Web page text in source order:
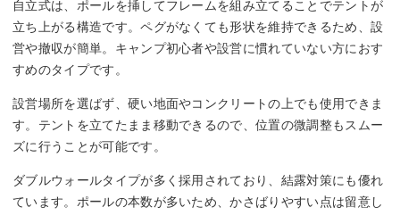
自立式は、ポールを挿してフレームを組み立てることでテントが
立ち上がる構造です。ペグがなくても形状を維持できるため、設
営や撤収が簡単。キャンプ初心者や設営に慣れていない方におす
すめのタイプです。
設営場所を選ばず、硬い地面やコンクリートの上でも使用できま
す。テントを立てたまま移動できるので、位置の微調整もスムー
ズに行うことが可能です。
ダブルウォールタイプが多く採用されており、結露対策にも優れ
ています。ポールの本数が多いため、かさばりやすい点は留意し